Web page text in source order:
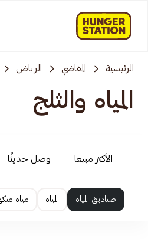
الرئيسية المقاضي الرياض
المياه والثلج
الأكثر مبيعا وصل حديثًا
صناديق المياه المياه مياه